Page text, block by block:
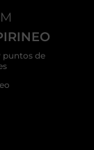
puntos de